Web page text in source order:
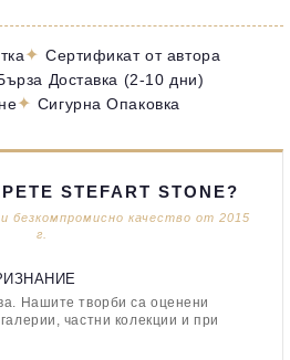
✦ Сертификат от автора
Доставка (2-10 дни)
✦ Сигурна Опаковка
STEFART STONE?
безкомпромисно качество от 2015
г.
Нашите творби са оценени
частни колекции и при